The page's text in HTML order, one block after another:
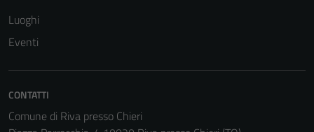
Luoghi
Eventi
CONTATTI
Comune di Riva presso Chieri
personali.